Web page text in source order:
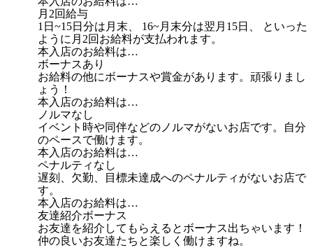
月2回給与
1日~15日分は月末、 16~月末分は翌月15日、 といった
ように月2回お給料が支払われます。
本入店のお給料は…
ボーナスあり
お給料の他にボーナスや賞金があります。頑張りまし
ょう！
本入店のお給料は…
ノルマなし
イベント時や同伴などのノルマがないお店です。自分
のペースで働けます。
本入店のお給料は…
ペナルティなし
遅刻、欠勤、目標未達成へのペナルティがないお店で
す。
本入店のお給料は…
友達紹介ボーナス
お友達を紹介してもらえるとボーナス出ちゃいます！
仲の良いお友達たちと楽しく働けますね。